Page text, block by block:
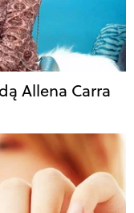
Allena Carra